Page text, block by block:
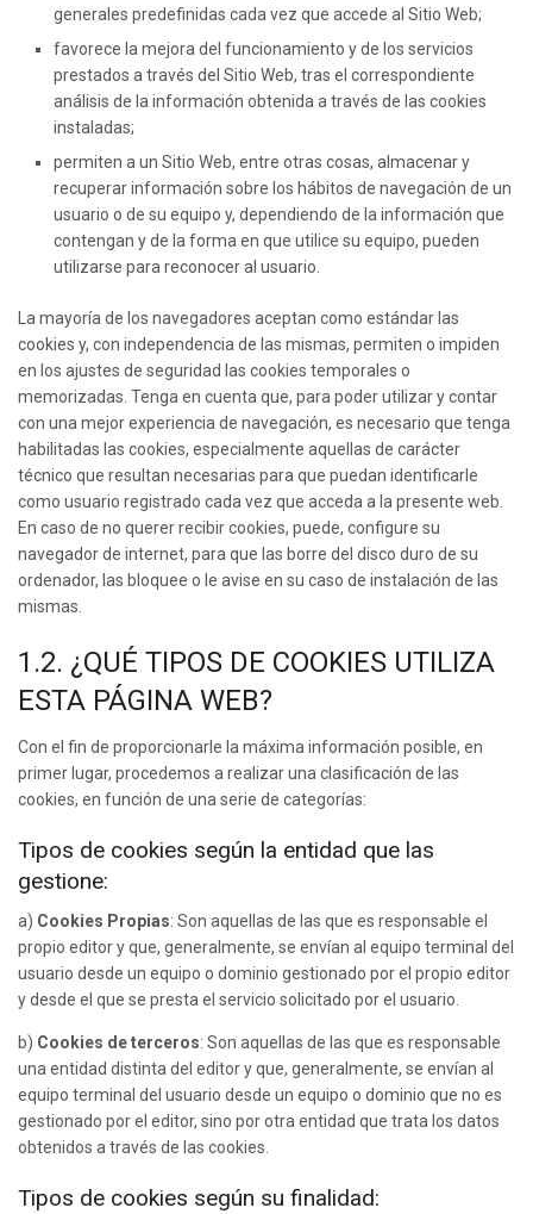
generales predefinidas cada vez que accede al Sitio Web;
favorece la mejora del funcionamiento y de los servicios
prestados a través del Sitio Web, tras el correspondiente
análisis de la información obtenida a través de las cookies
instaladas;
permiten a un Sitio Web, entre otras cosas, almacenar y
recuperar información sobre los hábitos de navegación de un
usuario o de su equipo y, dependiendo de la información que
contengan y de la forma en que utilice su equipo, pueden
utilizarse para reconocer al usuario.
La mayoría de los navegadores aceptan como estándar las
cookies y, con independencia de las mismas, permiten o impiden
en los ajustes de seguridad las cookies temporales o
memorizadas. Tenga en cuenta que, para poder utilizar y contar
con una mejor experiencia de navegación, es necesario que tenga
habilitadas las cookies, especialmente aquellas de carácter
técnico que resultan necesarias para que puedan identificarle
como usuario registrado cada vez que acceda a la presente web.
En caso de no querer recibir cookies, puede, configure su
navegador de internet, para que las borre del disco duro de su
ordenador, las bloquee o le avise en su caso de instalación de las
mismas.
1.2. ¿QUÉ TIPOS DE COOKIES UTILIZA
ESTA PÁGINA WEB?
Con el fin de proporcionarle la máxima información posible, en
primer lugar, procedemos a realizar una clasificación de las
cookies, en función de una serie de categorías:
Tipos de cookies según la entidad que las
gestione:
a) Cookies Propias: Son aquellas de las que es responsable el
propio editor y que, generalmente, se envían al equipo terminal del
usuario desde un equipo o dominio gestionado por el propio editor
y desde el que se presta el servicio solicitado por el usuario.
b) Cookies de terceros: Son aquellas de las que es responsable
una entidad distinta del editor y que, generalmente, se envían al
equipo terminal del usuario desde un equipo o dominio que no es
gestionado por el editor, sino por otra entidad que trata los datos
obtenidos a través de las cookies.
Tipos de cookies según su finalidad: